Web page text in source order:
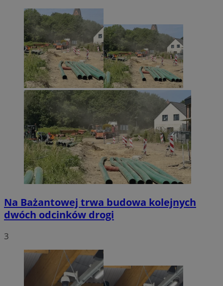
Na Bażantowej trwa budowa kolejnych
dwóch odcinków drogi
3